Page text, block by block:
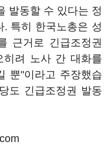
발동할 수 있다는 정
. 특히 한국노총은 성
근거로 긴급조정권
히려 노사 간 대화를
뿐"이라고 주장했습
도 긴급조정권 발동